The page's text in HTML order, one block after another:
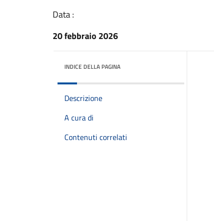
Data :
20 febbraio 2026
INDICE DELLA PAGINA
Descrizione
A cura di
Contenuti correlati